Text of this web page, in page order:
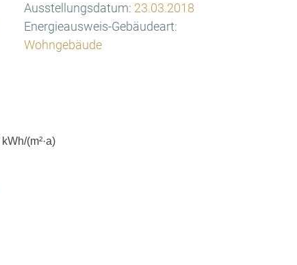
Ausstellungsdatum: 23.03.2018
Energieausweis-Gebäudeart:
Wohngebäude
kWh/(m²·a)